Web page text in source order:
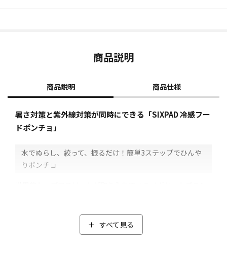
商品説明
商品説明 商品仕様
暑さ対策と紫外線対策が同時にできる「SIXPAD 冷感フー
ドポンチョ」
水でぬらし、絞って、振るだけ！簡単3ステップでひんや
りポンチョ
頭から腰まで全身を包み込むフード付きのポンチョタイプな
ので、両手が空いてとっても便利で使いやすいです。
すべて見る